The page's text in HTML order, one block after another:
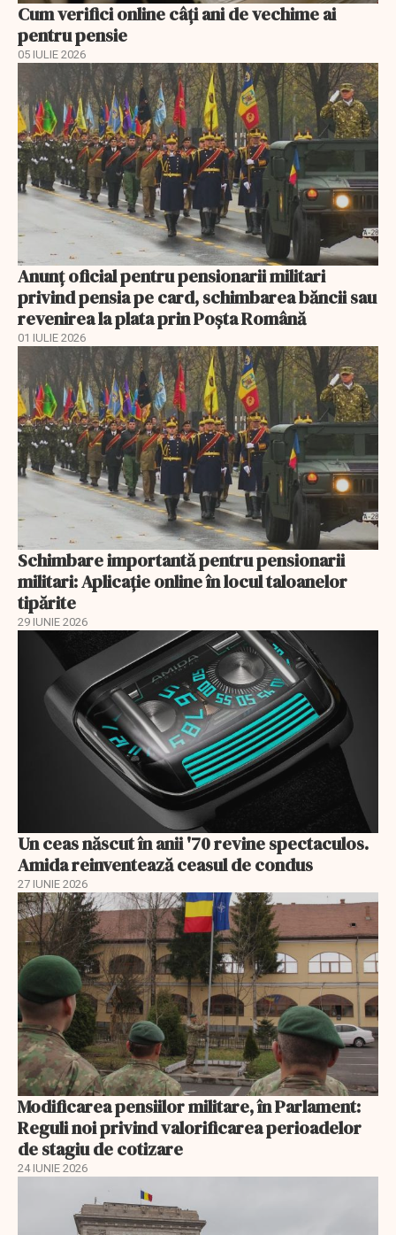
Cum verifici online câți ani de vechime ai
pentru pensie
05 IULIE 2026
Anunţ oficial pentru pensionarii militari
privind pensia pe card, schimbarea băncii sau
revenirea la plata prin Poşta Română
01 IULIE 2026
Schimbare importantă pentru pensionarii
militari: Aplicaţie online în locul taloanelor
tipărite
29 IUNIE 2026
Un ceas născut în anii '70 revine spectaculos.
Amida reinventează ceasul de condus
27 IUNIE 2026
Modificarea pensiilor militare, în Parlament:
Reguli noi privind valorificarea perioadelor
de stagiu de cotizare
24 IUNIE 2026